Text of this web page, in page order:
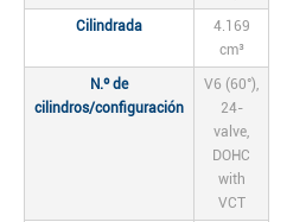
Cilindrada
4.169
cm³
N.º de
cilindros/configuración
V6 (60°),
24-
valve,
DOHC
with
VCT